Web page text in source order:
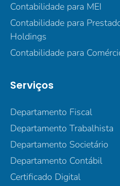
Contabilidade para MEI
Contabilidade para
Holdings
Contabilidade para
Serviços
Departamento Fiscal
Departamento Trabalhista
Departamento Societário
Departamento Contábil
Certificado Digital